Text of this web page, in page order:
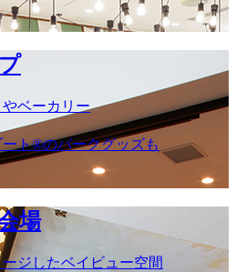
ベーカリー
ト®のパークグッズも
場
ジしたベイビュー空間